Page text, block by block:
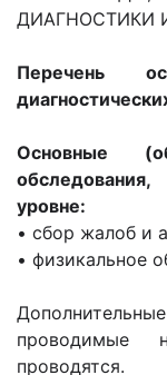
ДИАГНОСТИКИ
Перечень
Основные
уровне:
• сбор жалоб и
• физикальное
проводимые
проводятся.